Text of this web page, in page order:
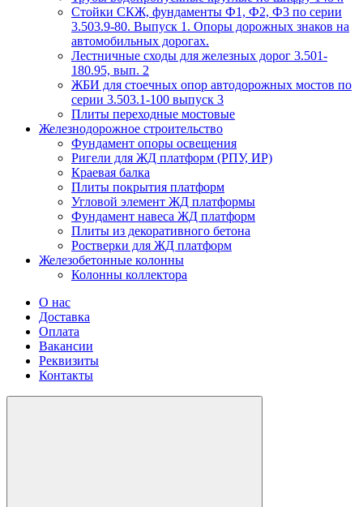
Стойки СКЖ, фундаменты Ф1, Ф2, Ф3 по серии
3.503.9-80. Выпуск 1. Опоры дорожных знаков на
автомобильных дорогах.
Лестничные сходы для железных дорог 3.501-
180.95, вып. 2
ЖБИ для стоечных опор автодорожных мостов по
серии 3.503.1-100 выпуск 3
Плиты переходные мостовые
Железнодорожное строительство
Фундамент опоры освещения
Ригели для ЖД платформ (РПУ, ИР)
Краевая балка
Плиты покрытия платформ
Угловой элемент ЖД платформы
Фундамент навеса ЖД платформ
Плиты из декоративного бетона
Ростверки для ЖД платформ
Железобетонные колонны
Колонны коллектора
О нас
Доставка
Оплата
Вакансии
Реквизиты
Контакты